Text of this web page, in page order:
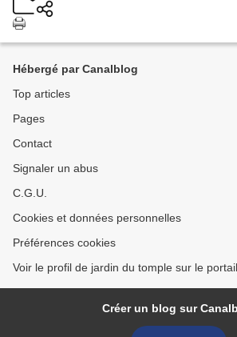
Hébergé par Canalblog
Top articles
Pages
Contact
Signaler un abus
C.G.U.
Cookies et données personnelles
Préférences cookies
Voir le profil de jardin du tomple sur le
Créer un blog sur